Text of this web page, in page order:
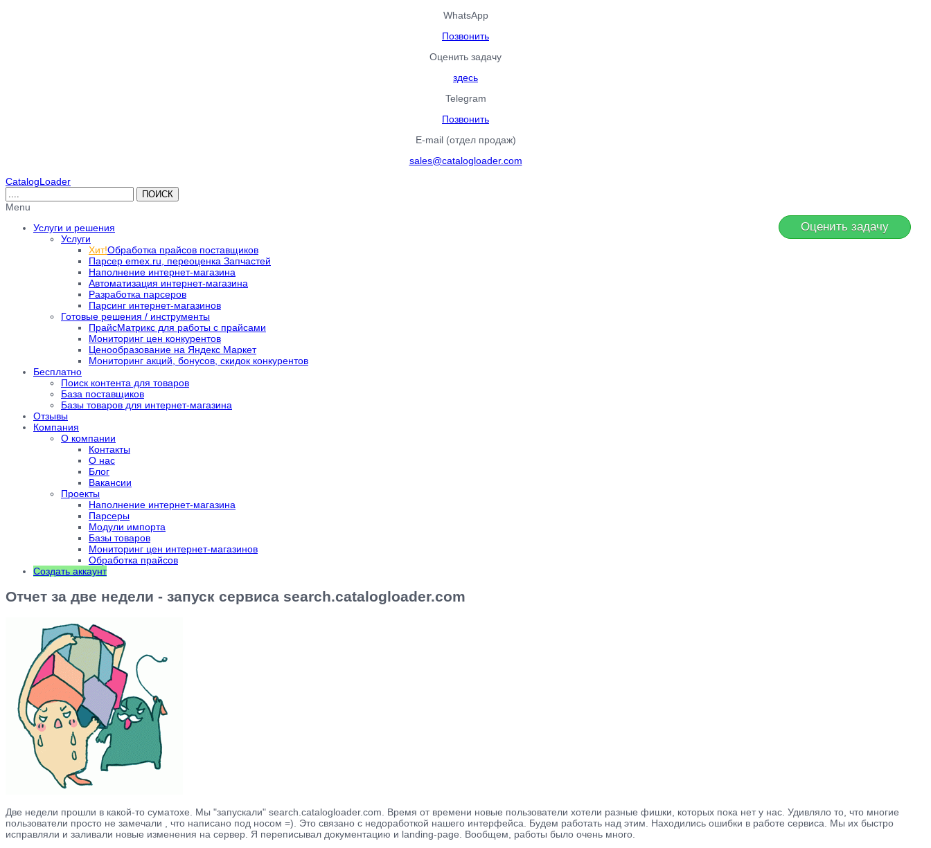
WhatsApp
Позвонить
Оценить задачу
здесь
Telegram
Позвонить
E-mail (отдел продаж)
sales@catalogloader.com
CatalogLoader
Оценить задачу
Menu
Услуги и решения
Услуги
Хит!Обработка прайсов поставщиков
Парсер emex.ru, переоценка Запчастей
Наполнение интернет-магазина
Автоматизация интернет-магазина
Разработка парсеров
Парсинг интернет-магазинов
Готовые решения / инструменты
ПрайсМатрикс для работы с прайсами
Мониторинг цен конкурентов
Ценообразование на Яндекс Маркет
Мониторинг акций, бонусов, скидок конкурентов
Бесплатно
Поиск контента для товаров
База поставщиков
Базы товаров для интернет-магазина
Отзывы
Компания
О компании
Контакты
О нас
Блог
Вакансии
Проекты
Наполнение интернет-магазина
Парсеры
Модули импорта
Базы товаров
Мониторинг цен интернет-магазинов
Обработка прайсов
Создать аккаунт
Отчет за две недели - запуск сервиса search.catalogloader.com
Две недели прошли в какой-то суматохе. Мы "запускали" search.catalogloader.com. Время от времени новые пользователи хотели разные фишки, которых пока нет у нас. Удивляло то, что многие
пользователи просто не замечали , что написано под носом =). Это связано с недоработкой нашего интерфейса. Будем работать над этим. Находились ошибки в работе сервиса. Мы их быстро
исправляли и заливали новые изменения на сервер. Я переписывал документацию и landing-page. Вообщем, работы было очень много.